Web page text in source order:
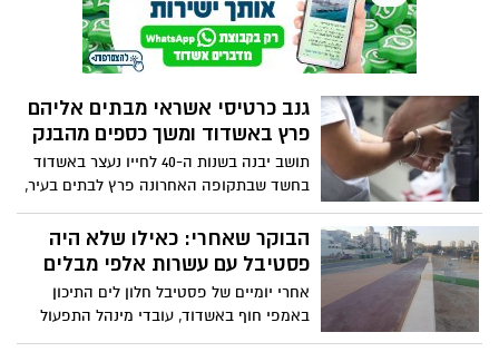
גנב כרטיסי אשראי מבתים אליהם
פרץ באשדוד ומשך כספים מהבנק
תושב יבנה בשנות ה-40 לחייו נעצר באשדוד
בחשד שבתקופה האחרונה פרץ לבתים בעיר,
גנב רכוש וכרטיסי אשראי וביצע משיכות
מחשבונות הבנק. מעצרו הוארך בבית משפט
השלום באשקלון
הבוקר שאחרי: כאילו שלא היה
פסטיבל עם עשרות אלפי מבלים
אחרי יומיים של פסטיבל חלון לים התיכון
באמפי חוף באשדוד, עובדי מינהל התפעול
בראשותו של שלמה רוטנברג, עמלו כל הלילה